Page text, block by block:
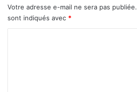
e
o
n
Votre adresse e-mail ne sera pas publiée.
sont indiqués avec *